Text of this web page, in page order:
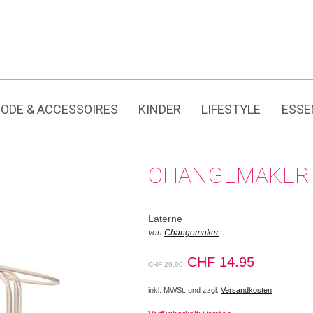
& ACCESSOIRES KINDER LIFESTYLE
Laterne
von Changemaker
CHF29.90
Ursprünglicher
CHF 14.95Aktueller
inkl. MWSt. und zzgl. Versandkosten